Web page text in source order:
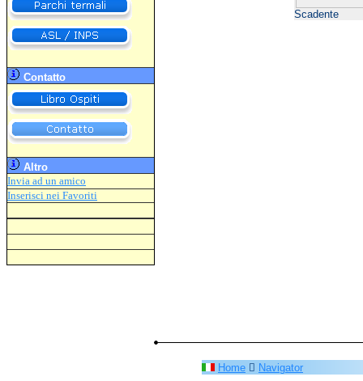
Contatto
Altro
Invia ad un amico
Inserisci nei Favoriti
Scadente
Home  Navigator